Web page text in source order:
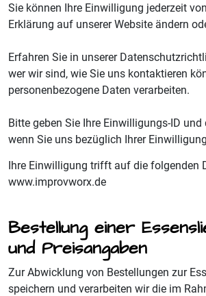
Sie können Ihre Einwilligung jederzeit
Erklärung auf unserer Website ändern
Erfahren Sie in unserer
wer wir sind, wie Sie uns kontaktieren
personenbezogene Daten verarbeiten.
Bitte geben Sie Ihre Einwilligungs-ID
wenn Sie uns bezüglich Ihrer
Ihre Einwilligung trifft auf die folgenden
www.improvworx.de
Bestellung einer
und Preisangaben
Zur Abwicklung von Bestellungen zur
speichern und verarbeiten wir die im